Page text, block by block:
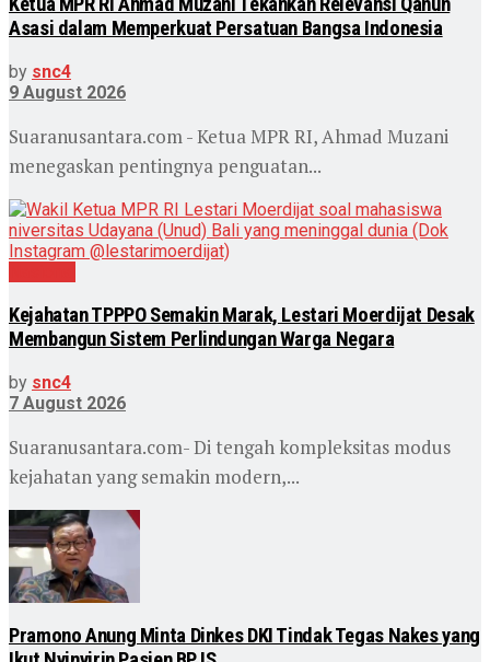
Ketua MPR RI Ahmad Muzani Tekankan Relevansi Qanun
Asasi dalam Memperkuat Persatuan Bangsa Indonesia
by snc4
9 August 2026
Suaranusantara.com - Ketua MPR RI, Ahmad Muzani
menegaskan pentingnya penguatan...
Kejahatan TPPPO Semakin Marak, Lestari Moerdijat Desak
Membangun Sistem Perlindungan Warga Negara
by snc4
7 August 2026
Suaranusantara.com- Di tengah kompleksitas modus
kejahatan yang semakin modern,...
Pramono Anung Minta Dinkes DKI Tindak Tegas Nakes yang